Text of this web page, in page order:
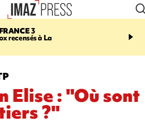
3
recensés à La
15:45
dix établissements ont
Elise : "Où sont
?"